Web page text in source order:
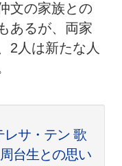
文の家族との
あるが、両家
2人は新たな人
サ・テン 歌
台生との思い